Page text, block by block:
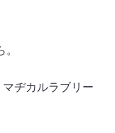
。
マヂカルラブリー